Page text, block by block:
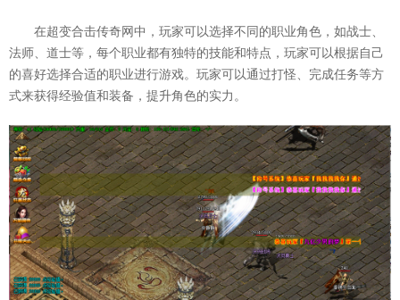
在超变合击传奇网中，玩家可以选择不同的职业角色，如战士、
法师、道士等，每个职业都有独特的技能和特点，玩家可以根据自己
的喜好选择合适的职业进行游戏。玩家可以通过打怪、完成任务等方
式来获得经验值和装备，提升角色的实力。